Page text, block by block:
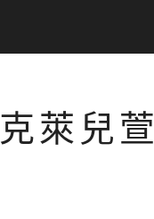
克萊兒萱